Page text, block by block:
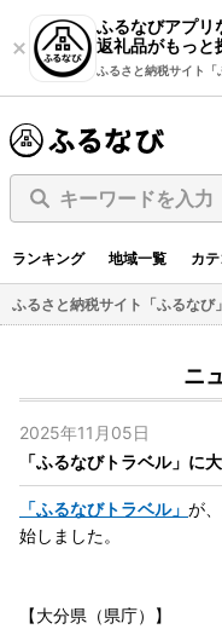
ふるなびアプリ
返礼品がもっと
ふるさと納税サイト「
キーワードを入力
ランキング 地域一覧 カ
ふるさと納税サイト「ふるなび」
ニ
2025年11月05日
「ふるなびトラベル」に
「ふるなびトラベル」 が
始しました。
【大分県（県庁）】